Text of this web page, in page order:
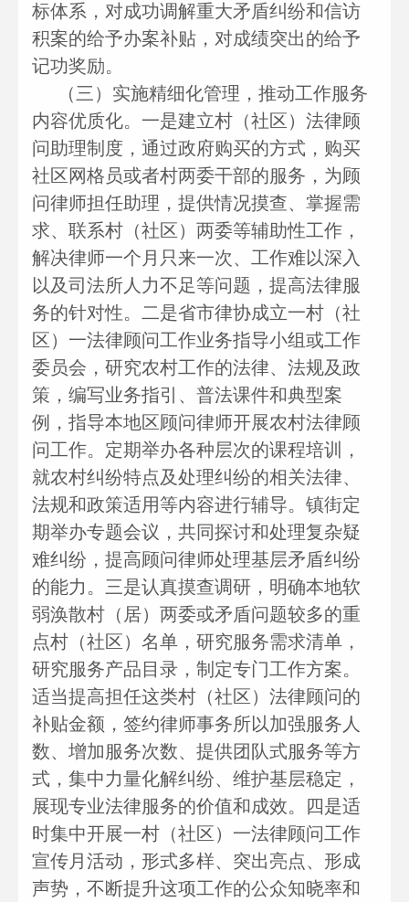
标体系，对成功调解重大矛盾纠纷和信访
积案的给予办案补贴，对成绩突出的给予
记功奖励。
（三）实施精细化管理，推动工作服务
内容优质化。一是建立村（社区）法律顾
问助理制度，通过政府购买的方式，购买
社区网格员或者村两委干部的服务，为顾
问律师担任助理，提供情况摸查、掌握需
求、联系村（社区）两委等辅助性工作，
解决律师一个月只来一次、工作难以深入
以及司法所人力不足等问题，提高法律服
务的针对性。二是省市律协成立一村（社
区）一法律顾问工作业务指导小组或工作
委员会，研究农村工作的法律、法规及政
策，编写业务指引、普法课件和典型案
例，指导本地区顾问律师开展农村法律顾
问工作。定期举办各种层次的课程培训，
就农村纠纷特点及处理纠纷的相关法律、
法规和政策适用等内容进行辅导。镇街定
期举办专题会议，共同探讨和处理复杂疑
难纠纷，提高顾问律师处理基层矛盾纠纷
的能力。三是认真摸查调研，明确本地软
弱涣散村（居）两委或矛盾问题较多的重
点村（社区）名单，研究服务需求清单，
研究服务产品目录，制定专门工作方案。
适当提高担任这类村（社区）法律顾问的
补贴金额，签约律师事务所以加强服务人
数、增加服务次数、提供团队式服务等方
式，集中力量化解纠纷、维护基层稳定，
展现专业法律服务的价值和成效。四是适
时集中开展一村（社区）一法律顾问工作
宣传月活动，形式多样、突出亮点、形成
声势，不断提升这项工作的公众知晓率和